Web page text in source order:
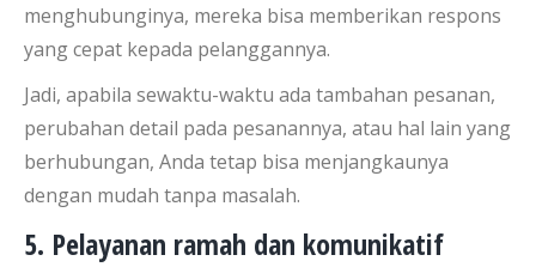
menghubunginya, mereka bisa memberikan respons
yang cepat kepada pelanggannya.
Jadi, apabila sewaktu-waktu ada tambahan pesanan,
perubahan detail pada pesanannya, atau hal lain yang
berhubungan, Anda tetap bisa menjangkaunya
dengan mudah tanpa masalah.
5. Pelayanan ramah dan komunikatif